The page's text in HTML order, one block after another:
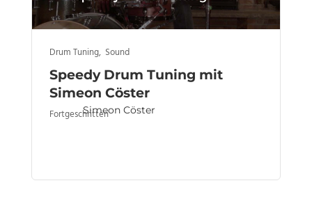
Drum Tuning, Sound
Speedy Drum Tuning mit
Simeon Cöster
FortgeschrittenSimeon Cöster